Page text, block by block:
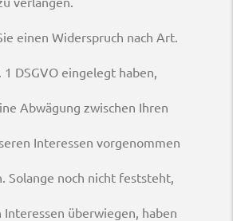
einen Widerspruch nach Art.
1 DSGVO eingelegt haben,
Abwägung zwischen Ihren
Interessen vorgenommen
Solange noch nicht feststeht,
Interessen überwiegen, haben